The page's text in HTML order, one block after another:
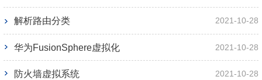
解析路由分类 2021-10-28
华为FusionSphere虚拟化 2021-10-28
防火墙虚拟系统 2021-10-28